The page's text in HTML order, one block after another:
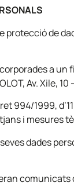
de
a
Av. Xile, 10
994/1999,
i mesures
dades